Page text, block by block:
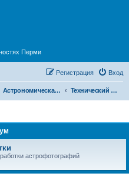
Перми
Вход
Регистрация
Астрономическая фотография Технический раздел
астрофотографий